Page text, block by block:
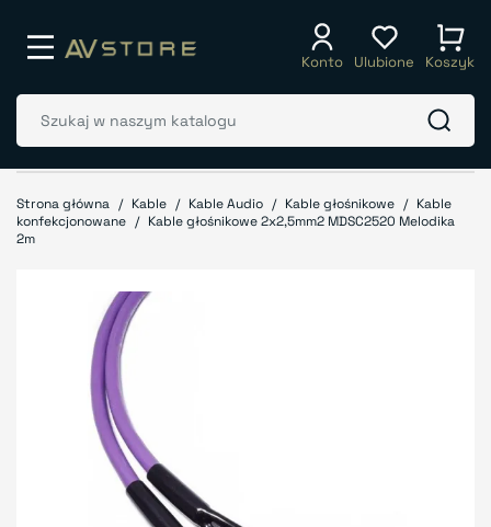
Konto Ulubione Koszyk
Strona główna Kable Kable Audio Kable głośnikowe
Kable
konfekcjonowane
Kable głośnikowe 2x2,5mm2 MDSC2520 Melodika
2m